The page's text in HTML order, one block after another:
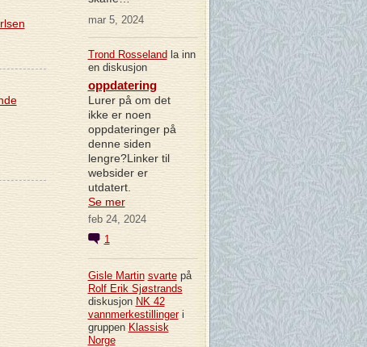
mar 5, 2024
Trond Rosseland la inn
en diskusjon
oppdatering
Lurer på om det
ikke er noen
oppdateringer på
denne siden
lengre?Linker til
websider er
utdatert.
Se mer
feb 24, 2024
1
Gisle Martin svartepå
Rolf Erik Sjøstrands
diskusjon NK 42
vannmerkestillingeri
gruppen Klassisk
Norge